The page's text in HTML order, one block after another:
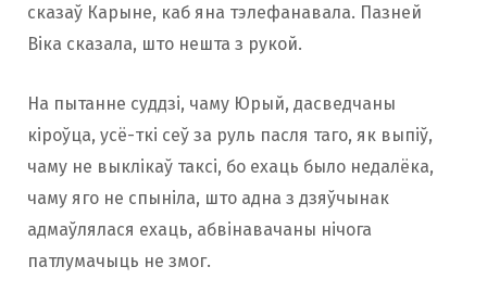
сказаў Карыне, каб яна тэлефанавала. Пазней
Віка сказала, што нешта з рукой.
На пытанне суддзі, чаму Юрый, дасведчаны
кіроўца, усё-ткі сеў за руль пасля таго, як выпіў,
чаму не выклікаў таксі, бо ехаць было недалёка,
чаму яго не спыніла, што адна з дзяўчынак
адмаўлялася ехаць, абвінавачаны нічога
патлумачыць не змог.